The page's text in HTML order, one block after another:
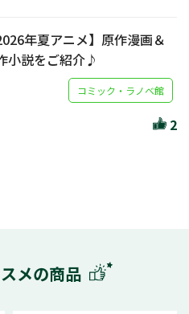
年夏アニメ】原作漫画＆
小説をご紹介♪
コミック・ラノベ館
2
メの商品